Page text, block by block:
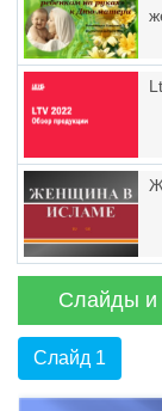
Слайды и
Слайд 1